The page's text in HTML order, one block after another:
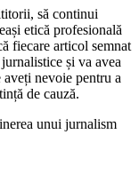
să continui
etică profesională
fiecare articol semnat
și va avea
nevoie pentru a
de cauză.
unui jurnalism